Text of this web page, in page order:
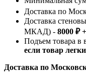
Доставка по
Доставка
МКАД) - 8000 ₽
Подъем товара
если товар
Доставка по